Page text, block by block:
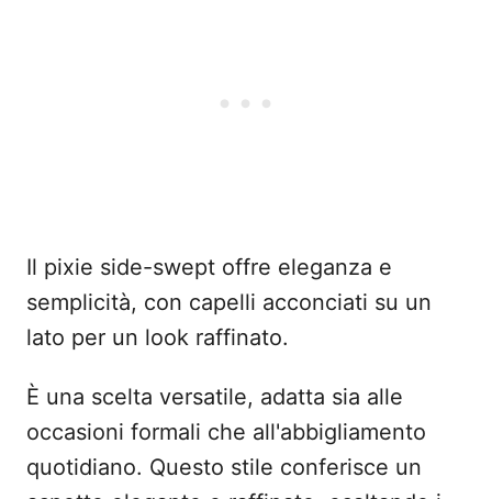
Il pixie side-swept offre eleganza e
semplicità, con capelli acconciati su un
lato per un look raffinato.
È una scelta versatile, adatta sia alle
occasioni formali che all'abbigliamento
quotidiano. Questo stile conferisce un